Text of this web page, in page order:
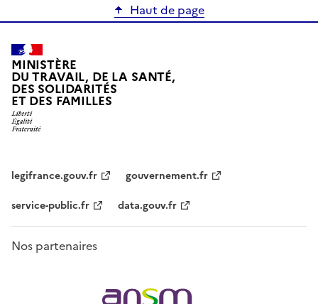
Haut de page
MINISTÈRE
DU TRAVAIL, DE LA SANTÉ,
DES SOLIDARITÉS
ET DES FAMILLES
legifrance.gouv.fr
gouvernement.fr
service-public.fr
data.gouv.fr
Nos partenaires